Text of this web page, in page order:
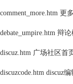
更
辩
广场社区首
discuz